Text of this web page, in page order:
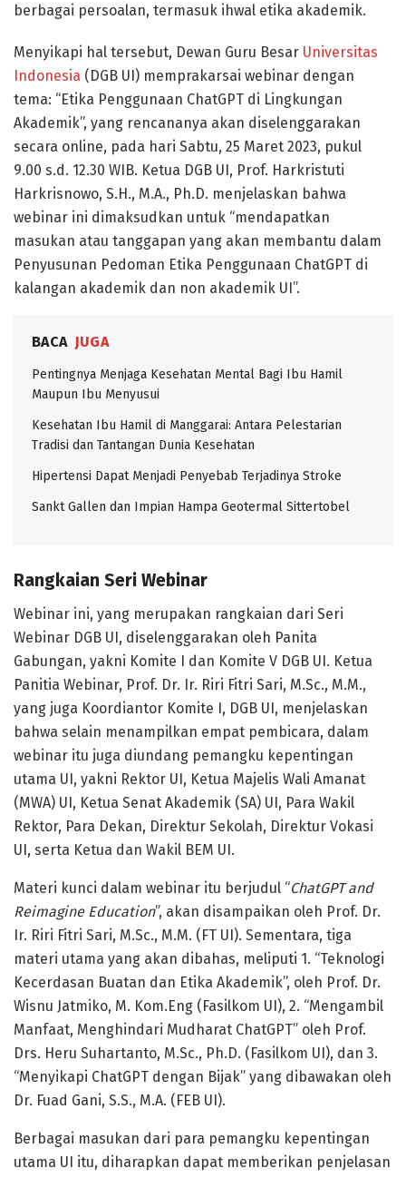
berbagai persoalan, termasuk ihwal etika akademik.
Menyikapi hal tersebut, Dewan Guru Besar Universitas
Indonesia (DGB UI) memprakarsai webinar dengan
tema: “Etika Penggunaan ChatGPT di Lingkungan
Akademik”, yang rencananya akan diselenggarakan
secara online, pada hari Sabtu, 25 Maret 2023, pukul
9.00 s.d. 12.30 WIB. Ketua DGB UI, Prof. Harkristuti
Harkrisnowo, S.H., M.A., Ph.D. menjelaskan bahwa
webinar ini dimaksudkan untuk “mendapatkan
masukan atau tanggapan yang akan membantu dalam
Penyusunan Pedoman Etika Penggunaan ChatGPT di
kalangan akademik dan non akademik UI”.
BACA JUGA
Pentingnya Menjaga Kesehatan Mental Bagi Ibu Hamil
Maupun Ibu Menyusui
Kesehatan Ibu Hamil di Manggarai: Antara Pelestarian
Tradisi dan Tantangan Dunia Kesehatan
Hipertensi Dapat Menjadi Penyebab Terjadinya Stroke
Sankt Gallen dan Impian Hampa Geotermal Sittertobel
Rangkaian Seri Webinar
Webinar ini, yang merupakan rangkaian dari Seri
Webinar DGB UI, diselenggarakan oleh Panita
Gabungan, yakni Komite I dan Komite V DGB UI. Ketua
Panitia Webinar, Prof. Dr. Ir. Riri Fitri Sari, M.Sc., M.M.,
yang juga Koordiantor Komite I, DGB UI, menjelaskan
bahwa selain menampilkan empat pembicara, dalam
webinar itu juga diundang pemangku kepentingan
utama UI, yakni Rektor UI, Ketua Majelis Wali Amanat
(MWA) UI, Ketua Senat Akademik (SA) UI, Para Wakil
Rektor, Para Dekan, Direktur Sekolah, Direktur Vokasi
UI, serta Ketua dan Wakil BEM UI.
Materi kunci dalam webinar itu berjudul “ChatGPT and
Reimagine Education”, akan disampaikan oleh Prof. Dr.
Ir. Riri Fitri Sari, M.Sc., M.M. (FT UI). Sementara, tiga
materi utama yang akan dibahas, meliputi 1. “Teknologi
Kecerdasan Buatan dan Etika Akademik”, oleh Prof. Dr.
Wisnu Jatmiko, M. Kom.Eng (Fasilkom UI), 2. “Mengambil
Manfaat, Menghindari Mudharat ChatGPT” oleh Prof.
Drs. Heru Suhartanto, M.Sc., Ph.D. (Fasilkom UI), dan 3.
“Menyikapi ChatGPT dengan Bijak” yang dibawakan oleh
Dr. Fuad Gani, S.S., M.A. (FEB UI).
Berbagai masukan dari para pemangku kepentingan
utama UI itu, diharapkan dapat memberikan penjelasan